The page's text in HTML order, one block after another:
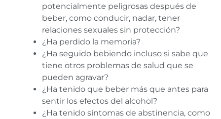
potencialmente peligrosas después de
beber, como conducir, nadar, tener
relaciones sexuales sin protección?
¿Ha perdido la memoria?
¿Ha seguido bebiendo incluso si sabe que
tiene otros problemas de salud que se
pueden agravar?
¿Ha tenido que beber más que antes para
sentir los efectos del alcohol?
¿Ha tenido síntomas de abstinencia, como